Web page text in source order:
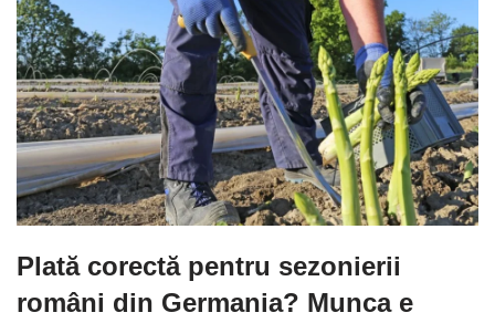
Plată corectă pentru sezonierii
români din Germania? Munca e